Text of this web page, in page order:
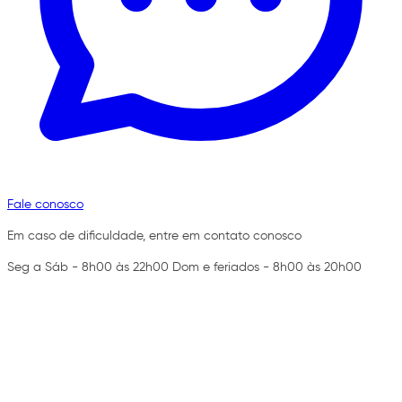
Fale conosco
Em caso de dificuldade, entre em contato conosco
Seg a Sáb - 8h00 às 22h00 Dom e feriados - 8h00 às 20h00